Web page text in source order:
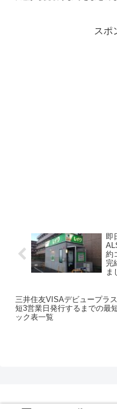
スポ
即
約
完
ま
三井住友VISAデビュープラ
短3営業日発行するまでの最
ック表一覧